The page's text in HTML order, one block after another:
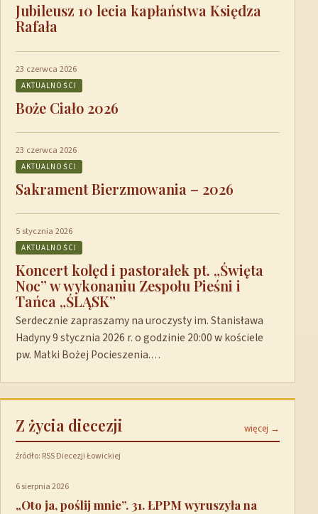
Jubileusz 10 lecia kapłaństwa Księdza
Rafała
23 czerwca 2026
AKTUALNOŚCI
Boże Ciało 2026
23 czerwca 2026
AKTUALNOŚCI
Sakrament Bierzmowania – 2026
5 stycznia 2026
AKTUALNOŚCI
Koncert kolęd i pastorałek pt. „Święta
Noc” w wykonaniu Zespołu Pieśni i
Tańca „ŚLĄSK”
Serdecznie zapraszamy na uroczysty im. Stanisława
Hadyny 9 stycznia 2026 r. o godzinie 20:00 w kościele
pw. Matki Bożej Pocieszenia.…
Z życia diecezji więcej →
źródło: RSS Diecezji Łowickiej
6 sierpnia 2026
„Oto ja, poślij mnie”. 31. ŁPPM wyruszyła na